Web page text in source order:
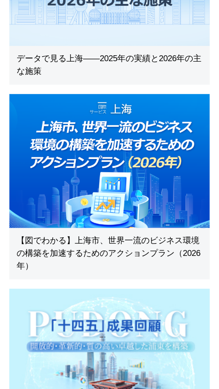
データで見る上海――2025年の実績と2026年の主
な施策
【図でわかる】上海市、世界一流のビジネス環境
の構築を加速するためのアクションプラン（2026
年）